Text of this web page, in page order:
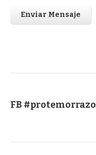
Enviar Mensaje
FB #protemorrazo